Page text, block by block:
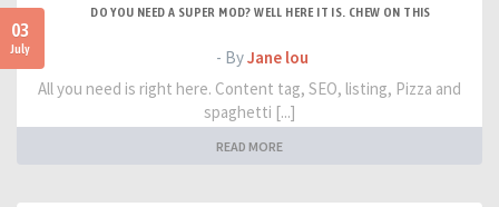
03
July
DO YOU NEED A SUPER MOD? WELL HERE IT IS. CHEW ON THIS
- ByJane lou
All you need is right here. Content tag, SEO, listing, Pizza and
spaghetti [...]
READ MORE